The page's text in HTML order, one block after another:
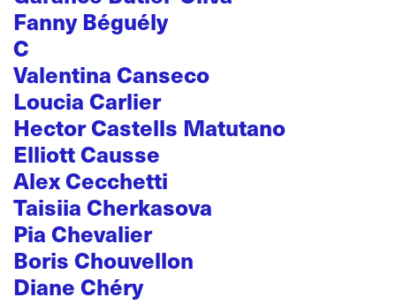
Fanny Béguély
C
Valentina Canseco
Loucia Carlier
Hector Castells Matutano
Elliott Causse
Alex Cecchetti
Taisiia Cherkasova
Pia Chevalier
Boris Chouvellon
Diane Chéry